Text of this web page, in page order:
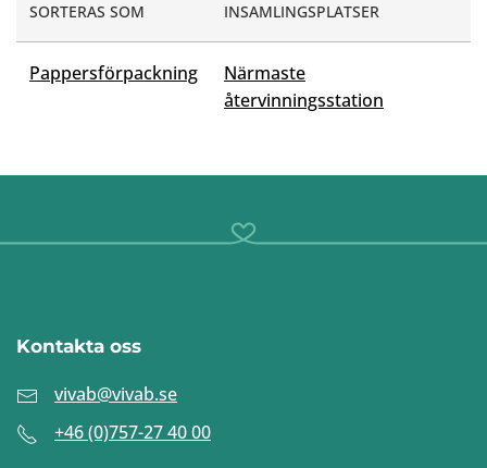
SORTERAS SOM INSAMLINGSPLATSER
Pappersförpackning
Närmaste
återvinningsstation
Kontakta oss
vivab@vivab.se
+46 (0)757-27 40 00